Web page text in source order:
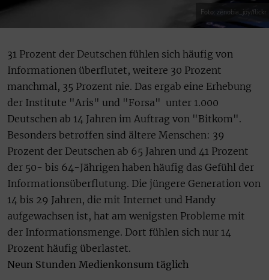
Foto: zenobia_joy/flickr
31 Prozent der Deutschen fühlen sich häufig von
Informationen überflutet, weitere 30 Prozent
manchmal, 35 Prozent nie. Das ergab eine Erhebung
der Institute "Aris" und "Forsa" unter 1.000
Deutschen ab 14 Jahren im Auftrag von "Bitkom".
Besonders betroffen sind ältere Menschen: 39
Prozent der Deutschen ab 65 Jahren und 41 Prozent
der 50- bis 64-Jährigen haben häufig das Gefühl der
Informationsüberflutung. Die jüngere Generation von
14 bis 29 Jahren, die mit Internet und Handy
aufgewachsen ist, hat am wenigsten Probleme mit
der Informationsmenge. Dort fühlen sich nur 14
Prozent häufig überlastet.
Neun Stunden Medienkonsum täglich